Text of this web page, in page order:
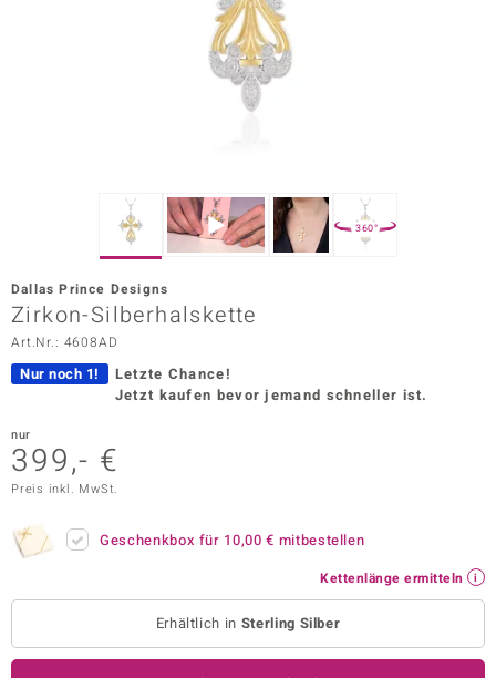
Vogue
Collection
360°
Dallas Prince Designs
Zirkon-Silberhalskette
Art.Nr.: 4608AD
Nur noch 1!
Letzte Chance!
Jetzt kaufen bevor jemand schneller ist.
nur
399,- €
Preis inkl. MwSt.
Geschenkbox für 10,00 € mitbestellen
Kettenlänge ermitteln
Erhältlich in Sterling Silber